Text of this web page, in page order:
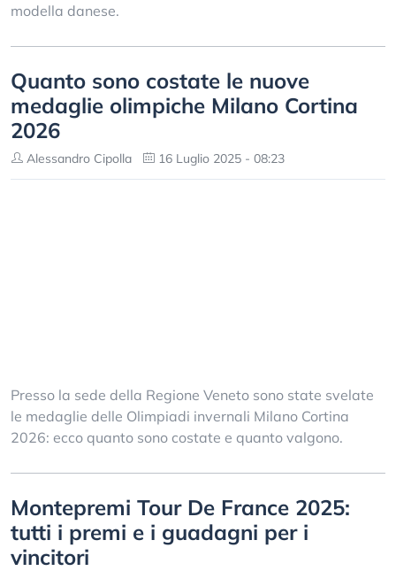
modella danese.
Quanto sono costate le nuove
medaglie olimpiche Milano Cortina
2026
Alessandro Cipolla 16 Luglio 2025 - 08:23
Presso la sede della Regione Veneto sono state svelate
le medaglie delle Olimpiadi invernali Milano Cortina
2026: ecco quanto sono costate e quanto valgono.
Montepremi Tour De France 2025:
tutti i premi e i guadagni per i
vincitori